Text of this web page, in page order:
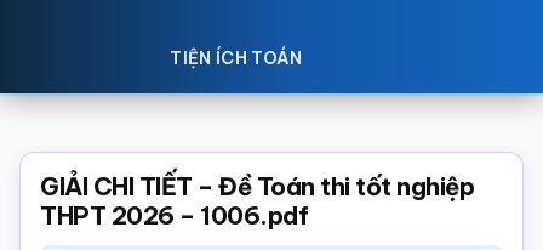
toán
giáo
Toán,
trắc
TIỆN ÍCH TOÁN
GIẢI CHI TIẾT – Đề Toán thi tốt nghiệp
THPT 2026 – 1006.pdf